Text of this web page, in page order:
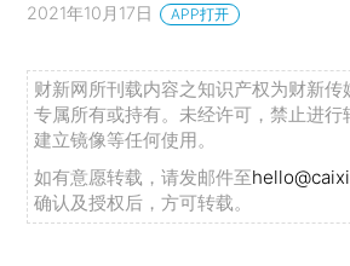
2021年10月17日 APP打开
财新网所刊载内容之知识产权为财新传
专属所有或持有。未经许可，禁止进行
建立镜像等任何使用。
如有意愿转载，请发邮件至
确认及授权后，方可转载。